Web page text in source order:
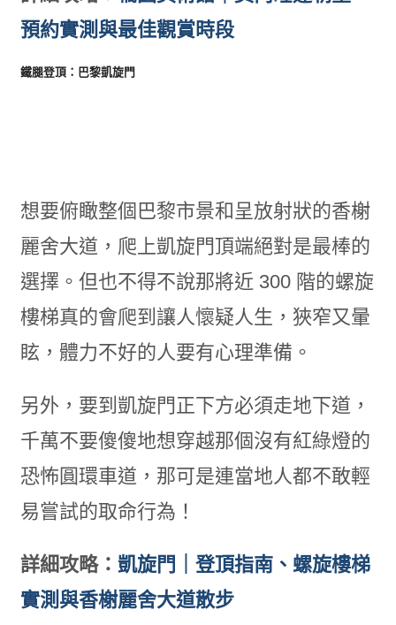
預約實測與最佳觀賞時段
鐵腿登頂：巴黎凱旋門
想要俯瞰整個巴黎市景和呈放射狀的香榭
麗舍大道，爬上凱旋門頂端絕對是最棒的
選擇。但也不得不說那將近 300 階的螺旋
樓梯真的會爬到讓人懷疑人生，狹窄又暈
眩，體力不好的人要有心理準備。
另外，要到凱旋門正下方必須走地下道，
千萬不要傻傻地想穿越那個沒有紅綠燈的
恐怖圓環車道，那可是連當地人都不敢輕
易嘗試的取命行為！
詳細攻略： 凱旋門｜登頂指南、螺旋樓梯
實測與香榭麗舍大道散步